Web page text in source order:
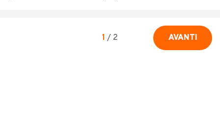
1 / 2 AVANTI